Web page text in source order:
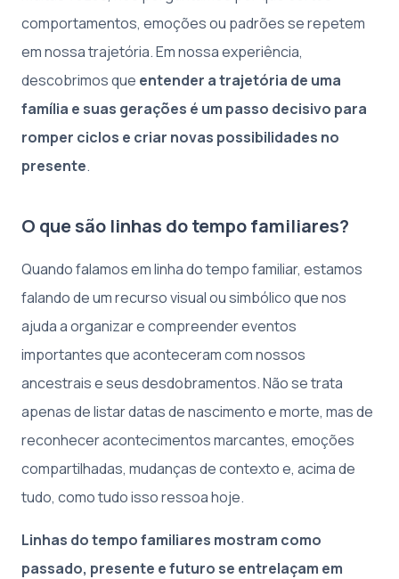
comportamentos, emoções ou padrões se repetem
em nossa trajetória. Em nossa experiência,
descobrimos que entender a trajetória de uma
família e suas gerações é um passo decisivo para
romper ciclos e criar novas possibilidades no
presente.
O que são linhas do tempo familiares?
Quando falamos em linha do tempo familiar, estamos
falando de um recurso visual ou simbólico que nos
ajuda a organizar e compreender eventos
importantes que aconteceram com nossos
ancestrais e seus desdobramentos. Não se trata
apenas de listar datas de nascimento e morte, mas de
reconhecer acontecimentos marcantes, emoções
compartilhadas, mudanças de contexto e, acima de
tudo, como tudo isso ressoa hoje.
Linhas do tempo familiares mostram como
passado, presente e futuro se entrelaçam em